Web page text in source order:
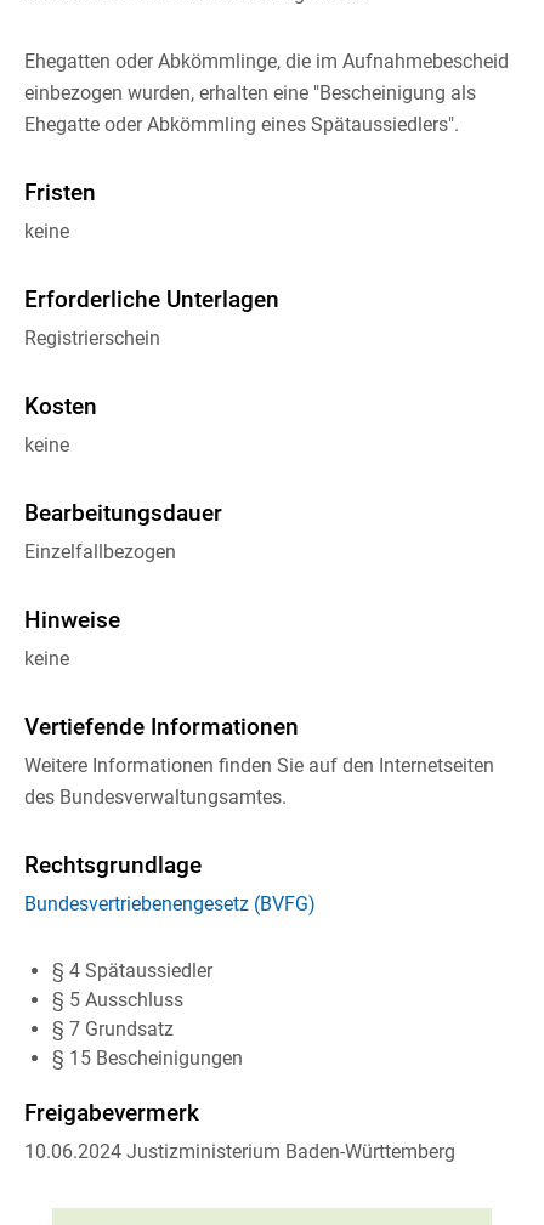
Ehegatten oder Abkömmlinge, die im Aufnahmebescheid
einbezogen wurden, erhalten eine "Bescheinigung als
Ehegatte oder Abkömmling eines Spätaussiedlers".
Fristen
keine
Erforderliche Unterlagen
Registrierschein
Kosten
keine
Bearbeitungsdauer
Einzelfallbezogen
Hinweise
keine
Vertiefende Informationen
Weitere Informationen finden Sie auf den Internetseiten
des Bundesverwaltungsamtes.
Rechtsgrundlage
Bundesvertriebenengesetz (BVFG)
§ 4 Spätaussiedler
§ 5 Ausschluss
§ 7 Grundsatz
§ 15 Bescheinigungen
Freigabevermerk
10.06.2024 Justizministerium Baden-Württemberg